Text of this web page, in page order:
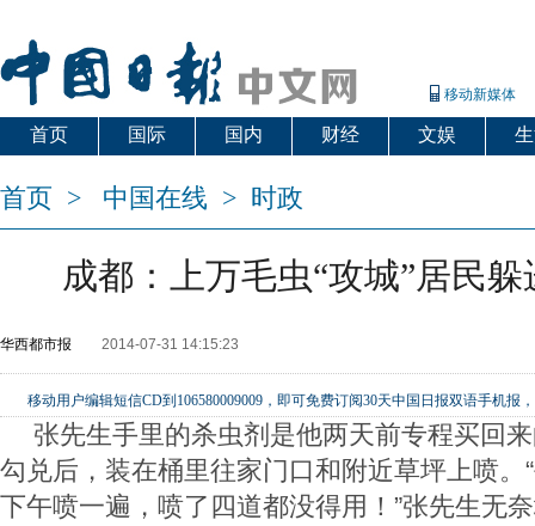
移动新媒体
首页 国际 国内 财经 文娱
首页 > 中国在线 > 时政
成都：上万毛虫“攻城”居民
华西都市报 2014-07-31 14:15:23
移动用户编辑短信CD到106580009009，即可免费订阅30天中国日报双语手机报
张先生手里的杀虫剂是他两天前专程买回
勾兑后，装在桶里往家门口和附近草坪上喷。
下午喷一遍，喷了四道都没得用！”张先生无